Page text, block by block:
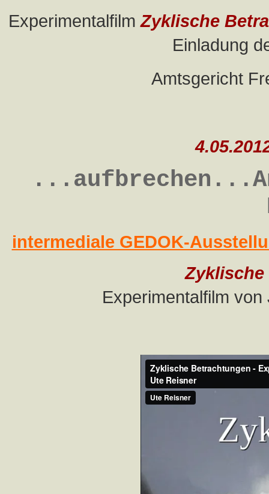
ExperimentalfilmZyklische
Einladung
Amtsgericht
intermediale GEDOK-
Experimentalfilm